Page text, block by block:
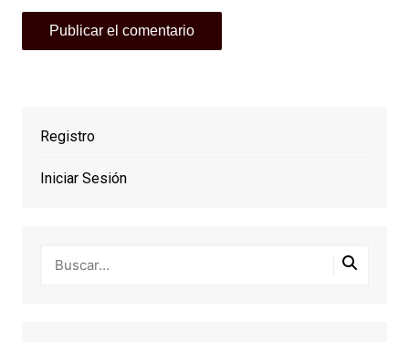
Registro
Iniciar Sesión